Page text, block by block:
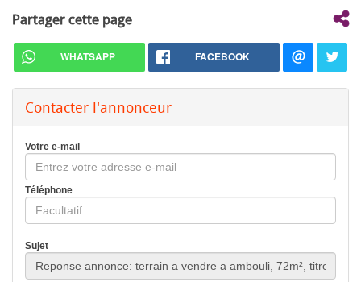
Partager cette page
WHATSAPP FACEBOOK
Contacter l'annonceur
Votre e-mail
Téléphone
Sujet